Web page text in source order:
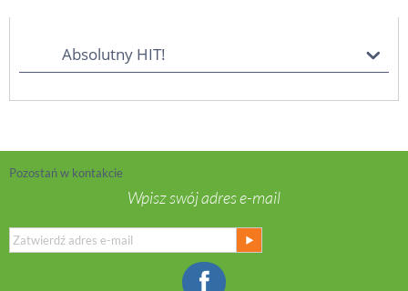
Absolutny HIT!
Pozostań w kontakcie
Wpisz swój adres e-mail